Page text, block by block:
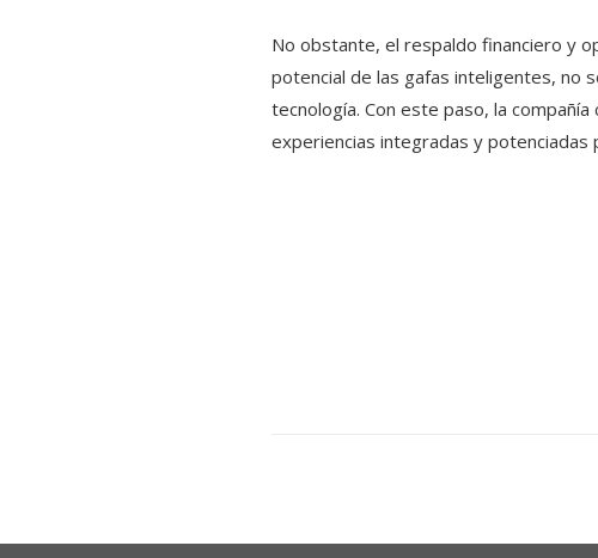
No obstante, el respaldo financiero y
potencial de las gafas inteligentes, no
tecnología. Con este paso, la
experiencias integradas y potenciadas